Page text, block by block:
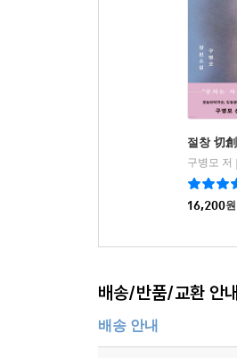
절창 切創
구병모 저
16,200원
배송/반품/교환 안내
배송 안내